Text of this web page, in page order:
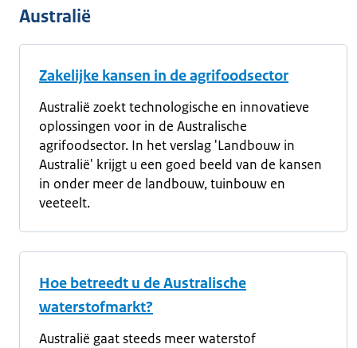
Australië
Zakelijke kansen in de agrifoodsector
Australië zoekt technologische en innovatieve
oplossingen voor in de Australische
agrifoodsector. In het verslag 'Landbouw in
Australië' krijgt u een goed beeld van de kansen
in onder meer de landbouw, tuinbouw en
veeteelt.
Hoe betreedt u de Australische
waterstofmarkt?
Australië gaat steeds meer waterstof